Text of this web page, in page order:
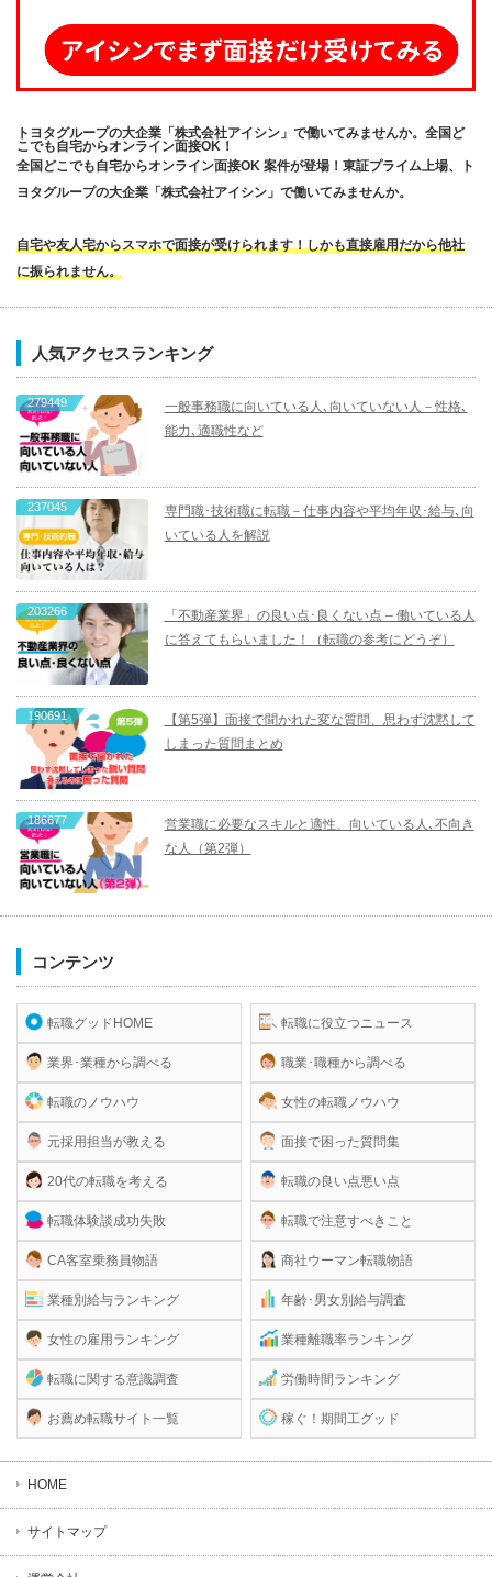
トヨタグループの大企業「株式会社アイシン」で働いてみませんか。全国ど
こでも自宅からオンライン面接OK！
全国どこでも自宅からオンライン面接OK 案件が登場！東証プライム上場、ト
ヨタグループの大企業「株式会社アイシン」で働いてみませんか。
自宅や友人宅からスマホで面接が受けられます！しかも直接雇用だから他社
に振られません。
人気アクセスランキング
279449
一般事務職に向いている人､向いていない人－性格､
能力､適職性など
237045
専門職･技術職に転職－仕事内容や平均年収･給与､向
いている人を解説
203266
「不動産業界」の良い点･良くない点 – 働いている人
に答えてもらいました！（転職の参考にどうぞ）
190691
【第5弾】面接で聞かれた変な質問、思わず沈黙して
しまった質問まとめ
186677
営業職に必要なスキルと適性、向いている人､不向き
な人（第2弾）
コンテンツ
転職グッドHOME
業界･業種から調べる
転職のノウハウ
元採用担当が教える
20代の転職を考える
転職体験談成功失敗
CA客室乗務員物語
業種別給与ランキング
女性の雇用ランキング
転職に関する意識調査
お薦め転職サイト一覧
転職に役立つニュース
職業･職種から調べる
女性の転職ノウハウ
面接で困った質問集
転職の良い点悪い点
転職で注意すべきこと
商社ウーマン転職物語
年齢･男女別給与調査
業種離職率ランキング
労働時間ランキング
稼ぐ！期間工グッド
HOME
サイトマップ